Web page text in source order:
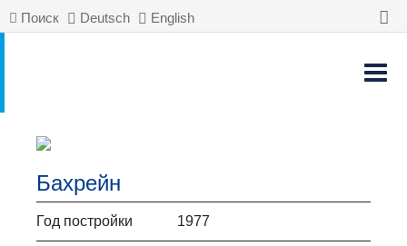
Поиск Deutsch English
Бахрейн
Год постройки 1977